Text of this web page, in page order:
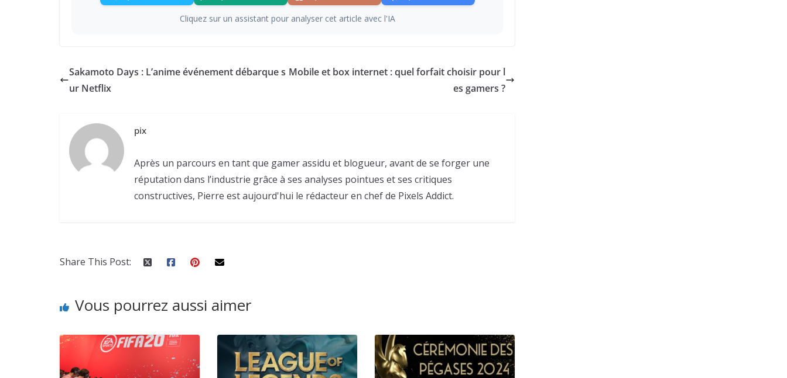
Cliquez sur un assistant pour analyser cet article avec l'IA
Sakamoto Days : L’anime événement débarque s
ur Netflix
Mobile et box internet : quel forfait choisir pour l
es gamers ?
pix
Après un parcours en tant que gamer assidu et blogueur, avant de se forger une
réputation dans l’industrie grâce à ses analyses pointues et ses critiques
constructives, Pierre est aujourd'hui le rédacteur en chef de Pixels Addict.
Share This Post:
Vous pourrez aussi aimer